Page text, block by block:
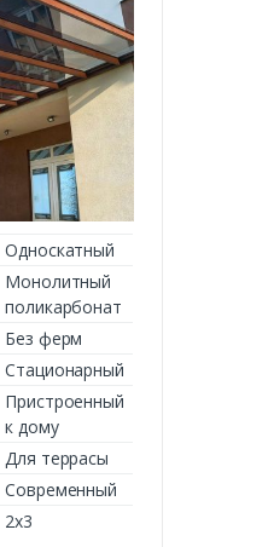
Односкатный
Монолитный
поликарбонат
Без ферм
Стационарный
Пристроенный
к дому
Для террасы
Современный
2х3